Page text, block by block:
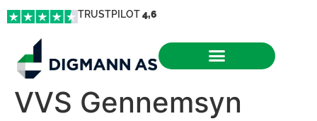
TRUSTPILOT4,6
VVS Gennemsyn